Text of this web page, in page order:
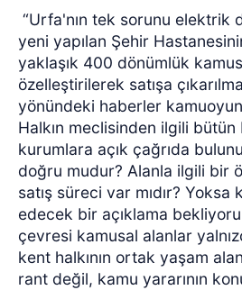
“Urfa'nın tek sorunu elektrik
yeni yapılan Şehir
yaklaşık 400 dönümlük
özelleştirilerek satışa
yönündeki haberler
Halkın meclisinden ilgili bütün
kurumlara açık çağrıda
doğru mudur? Alanla ilgili bir
satış süreci var mıdır?
edecek bir açıklama
çevresi kamusal alanlar
kent halkının ortak yaşam
rant değil, kamu yararının